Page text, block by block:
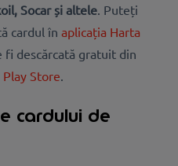
Socar și altele . Puteți
cardul în aplicația Harta
fi descărcată gratuit din
Play Store
cardului de